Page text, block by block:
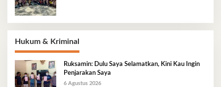
Hukum & Kriminal
Ruksamin: Dulu Saya Selamatkan, Kini Kau Ingin
Penjarakan Saya
6 Agustus 2026